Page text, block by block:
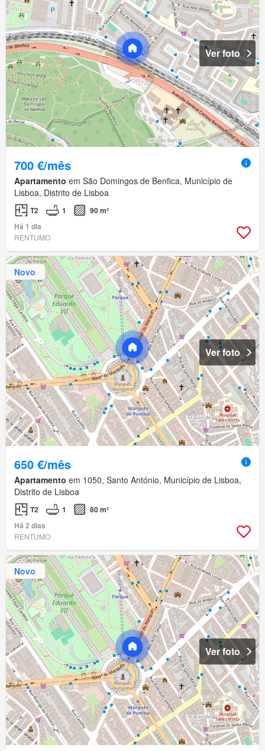
Ver foto
700 €/mês
Apartamento em São Domingos de Benfica, Município de
Lisboa, Distrito de Lisboa
T2 1
90 m²
Há 1 dia
RENTUMO
Novo
Ver foto
650 €/mês
Apartamento em 1050, Santo António, Município de Lisboa,
Distrito de Lisboa
T2 1
80 m²
Há 2 dias
RENTUMO
Novo
Ver foto